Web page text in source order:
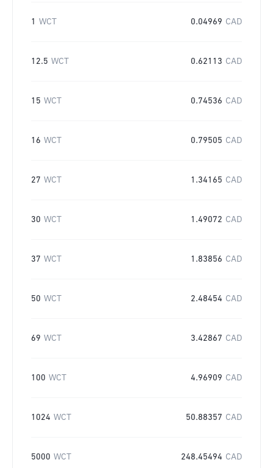
1 WCT 0.04969 CAD
12.5 WCT 0.62113 CAD
15 WCT 0.74536 CAD
16 WCT 0.79505 CAD
27 WCT 1.34165 CAD
30 WCT 1.49072 CAD
37 WCT 1.83856 CAD
50 WCT 2.48454 CAD
69 WCT 3.42867 CAD
100 WCT 4.96909 CAD
1024 WCT 50.88357 CAD
5000 WCT 248.45494 CAD